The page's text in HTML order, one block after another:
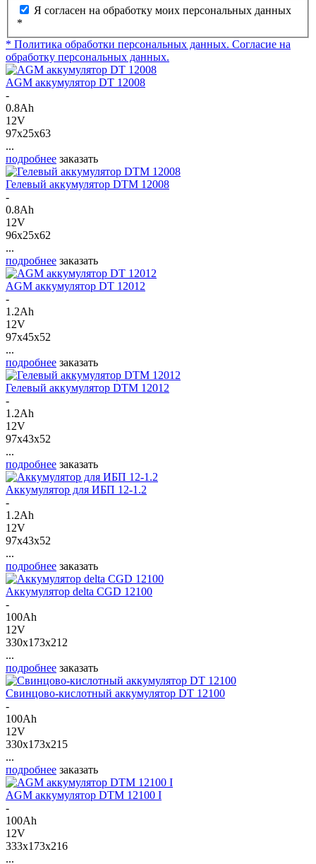
Я согласен на обработку моих персональных данных
*
* Политика обработки персональных данных. Согласие на
обработку персональных данных.
AGM аккумулятор DT 12008
-
0.8Ah
12V
97x25x63
...
подробнее заказать
Гелевый аккумулятор DTM 12008
-
0.8Ah
12V
96x25x62
...
подробнее заказать
AGM аккумулятор DT 12012
-
1.2Ah
12V
97x45x52
...
подробнее заказать
Гелевый аккумулятор DTM 12012
-
1.2Ah
12V
97x43x52
...
подробнее заказать
Аккумулятор для ИБП 12-1.2
-
1.2Ah
12V
97x43x52
...
подробнее заказать
Аккумулятор delta CGD 12100
-
100Ah
12V
330x173x212
...
подробнее заказать
Свинцово-кислотный аккумулятор DT 12100
-
100Ah
12V
330x173x215
...
подробнее заказать
AGM аккумулятор DTM 12100 I
-
100Ah
12V
333x173x216
...